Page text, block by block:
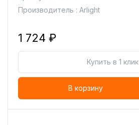
Производитель : Arlight
1 724 ₽
Купить в 1 клик
В корзину